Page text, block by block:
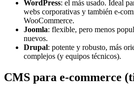
WordPress: el más usado. Ideal
webs corporativas y también e-
WooCommerce.
Joomla: flexible, pero menos
nuevos.
Drupal: potente y robusto, más
complejos (y equipos técnicos).
CMS para e-commerce